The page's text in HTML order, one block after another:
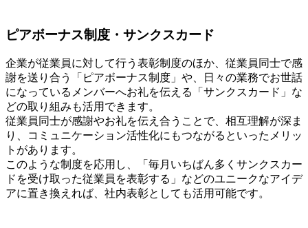
ピアボーナス制度・サンクスカード
企業が従業員に対して行う表彰制度のほか、従業員同士で感
謝を送り合う「ピアボーナス制度」や、日々の業務でお世話
になっているメンバーへお礼を伝える「サンクスカード」な
どの取り組みも活用できます。
従業員同士が感謝やお礼を伝え合うことで、相互理解が深ま
り、コミュニケーション活性化にもつながるといったメリッ
トがあります。
このような制度を応用し、「毎月いちばん多くサンクスカー
ドを受け取った従業員を表彰する」などのユニークなアイデ
アに置き換えれば、社内表彰としても活用可能です。